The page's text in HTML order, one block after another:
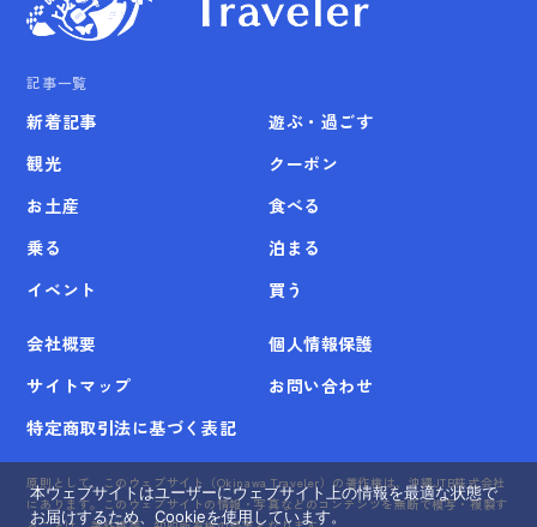
記事一覧
新着記事
観光
お土産
乗る
イベント
遊ぶ・過ごす
クーポン
食べる
泊まる
買う
会社概要
個人情報保護
サイトマップ
お問い合わせ
特定商取引法に基づく表記
原則として、このウェブサイト（Okinawa Traveler）の著作権は、沖縄JTB株式会社
にあります。このウェブサイトの情報・写真などのコンテンツを無断で模写・複製す
本ウェブサイトはユーザーにウェブサイト上の情報を最適な状態で
お届けするため、Cookieを使用しています。